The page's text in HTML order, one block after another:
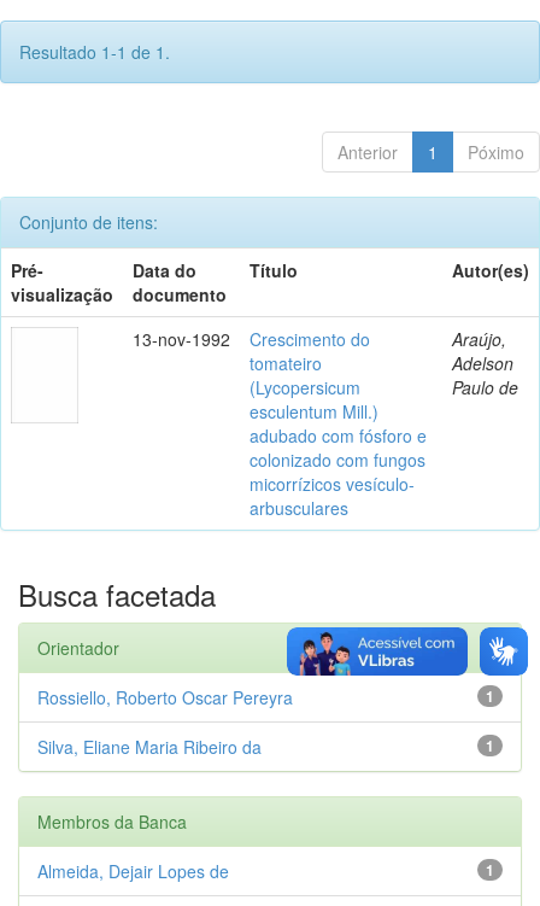
Resultado 1-1 de 1.
Anterior 1 Póximo
Conjunto de itens:
Pré-
visualização
Data do
documento
Título Autor(es)
13-nov-1992
Crescimento do
tomateiro
(Lycopersicum
esculentum Mill.)
adubado com fósforo e
colonizado com fungos
micorrízicos vesículo-
arbusculares
Araújo,
Adelson
Paulo de
Busca facetada
Orientador
1
Rossiello, Roberto Oscar Pereyra
1
Silva, Eliane Maria Ribeiro da
Membros da Banca
1
Almeida, Dejair Lopes de